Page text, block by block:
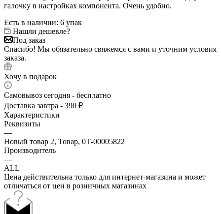
галочку в настройках компонента. Очень удобно.
Есть в наличии: 6 упак
Нашли дешевле?
Под заказ
Спасибо! Мы обязательно свяжемся с вами и уточним условия
заказа.
Хочу в подарок
Самовывоз сегодня - бесплатно
Доставка завтра - 390 ₽
Характеристики
Реквизиты
—
Новый товар 2, Товар, 0Т-00005822
Производитель
—
ALL
Цена действительна только для интернет-магазина и может
отличаться от цен в розничных магазинах